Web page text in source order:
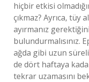
hiçbir etkisi
çıkmaz? Ayrıca,
ayırmanız
bulundurmalısınız.
ağda gibi uzun
de dört haftaya
tekrar uzamasını